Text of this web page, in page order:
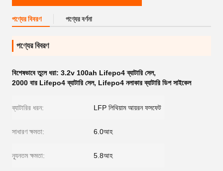
পণ্যের বিবরণ পণ্যের বর্ণনা
পণ্যের বিবরণ
বিশেষভাবে তুলে ধরা: 3.2v 100ah Lifepo4 ব্যাটারি সেল,
2000 বার Lifepo4 ব্যাটারি সেল, Lifepo4 নলাকার ব্যাটারি ডিপ সাইকেল
ব্যাটারির ধরন: LFP লিথিয়াম আয়রন ফসফেট
সাধারণ ক্ষমতা: 6.0আহ
ন্যূনতম ক্ষমতা: 5.8আহ